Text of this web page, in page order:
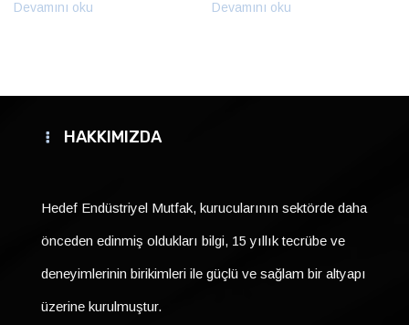
Devamını oku Devamını oku
HAKKIMIZDA
Hedef Endüstriyel Mutfak, kurucularının sektörde daha
önceden edinmiş oldukları bilgi, 15 yıllık tecrübe ve
deneyimlerinin birikimleri ile güçlü ve sağlam bir altyapı
üzerine kurulmuştur.